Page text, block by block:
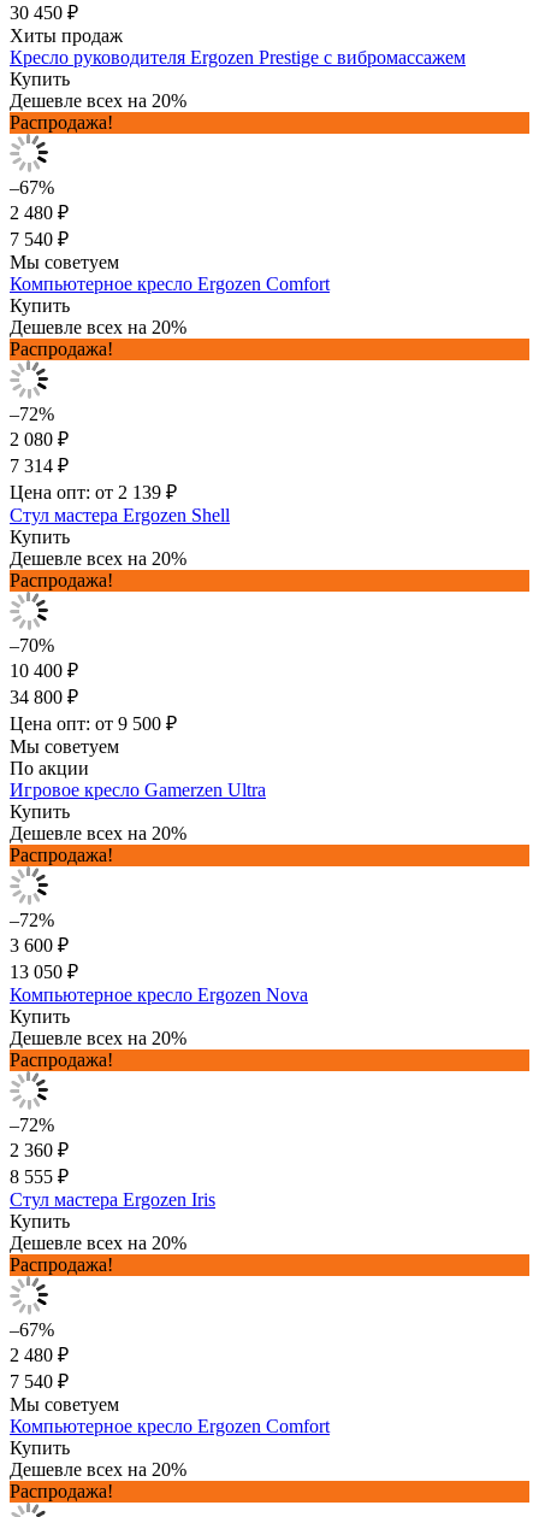
30 450 ₽
Хиты продаж
Кресло руководителя Ergozen Prestige с вибромассажем
Купить
Дешевле всех на 20%
Распродажа!
–67%
2 480 ₽
7 540 ₽
Мы советуем
Компьютерное кресло Ergozen Comfort
Купить
Дешевле всех на 20%
Распродажа!
–72%
2 080 ₽
7 314 ₽
Цена опт: от 2 139 ₽
Стул мастера Ergozen Shell
Купить
Дешевле всех на 20%
Распродажа!
–70%
10 400 ₽
34 800 ₽
Цена опт: от 9 500 ₽
Мы советуем
По акции
Игровое кресло Gamerzen Ultra
Купить
Дешевле всех на 20%
Распродажа!
–72%
3 600 ₽
13 050 ₽
Компьютерное кресло Ergozen Nova
Купить
Дешевле всех на 20%
Распродажа!
–72%
2 360 ₽
8 555 ₽
Стул мастера Ergozen Iris
Купить
Дешевле всех на 20%
Распродажа!
–67%
2 480 ₽
7 540 ₽
Мы советуем
Компьютерное кресло Ergozen Comfort
Купить
Дешевле всех на 20%
Распродажа!